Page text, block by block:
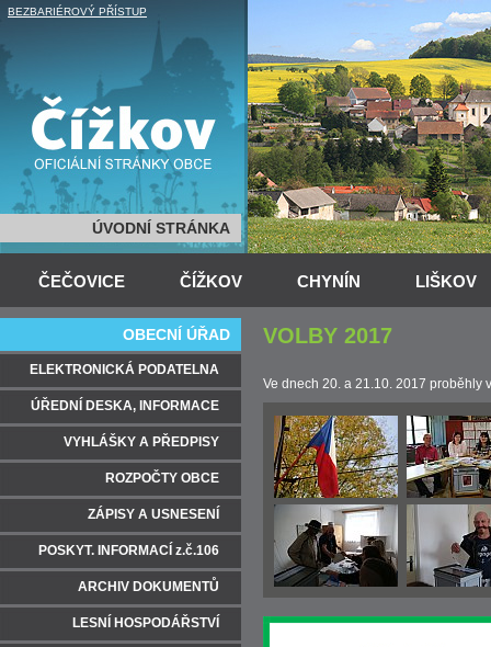
BEZBARIÉROVÝ PŘÍSTUP
ÚVODNÍ STRÁNKA
ČEČOVICE ČÍŽKOV CHYNÍN LIŠKOV
VOLBY 2017
Ve dnech 20. a 21.10. 2017 proběhly
OBECNÍ ÚŘAD
ELEKTRONICKÁ PODATELNA
ÚŘEDNÍ DESKA, INFORMACE
VYHLÁŠKY A PŘEDPISY
ROZPOČTY OBCE
ZÁPISY A USNESENÍ
POSKYT. INFORMACÍ z.č.106
ARCHIV DOKUMENTŮ
LESNÍ HOSPODÁŘSTVÍ